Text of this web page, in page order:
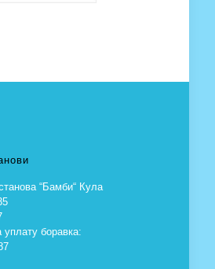
“Бамби“ Кула
уплату боравка: